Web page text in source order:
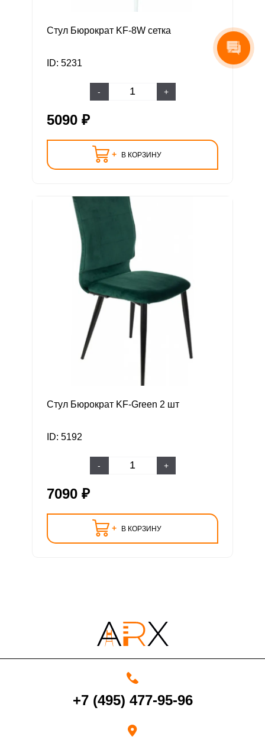
Стул Бюрократ KF-8W сетка
ID: 5231
- +
5090 ₽
+ В КОРЗИНУ
Стул Бюрократ KF-Green 2 шт
ID: 5192
- +
7090 ₽
+ В КОРЗИНУ
+7 (495) 477-95-96